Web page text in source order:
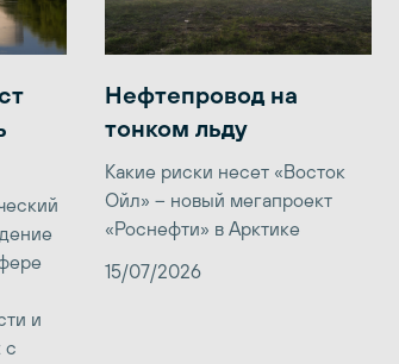
и
с
Нефтепровод на
тонком льду
Какие риски несет «Восток
Ойл» – новый мегапроект
«Роснефти» в Арктике
15/07/2026